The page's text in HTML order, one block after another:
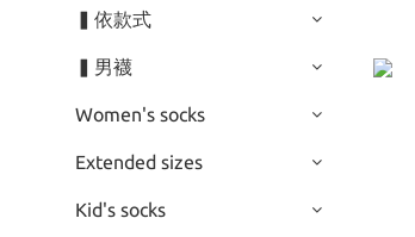
▍依款式
▍男襪
Women's socks
Extended sizes
Kid's socks